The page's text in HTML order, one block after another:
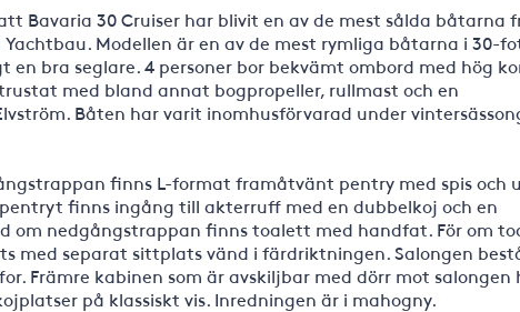
Bavaria 30 Cruiser har blivit en av de mest sålda båtarna
Modellen är en av de mest rymliga båtarna i 30-
en bra seglare. 4 personer bor bekvämt ombord med hög
med bland annat bogpropeller, rullmast och en
Båten har varit inomhusförvarad under
finns L-format framåtvänt pentry med spis och
finns ingång till akterruff med en dubbelkoj och en
om nedgångstrappan finns toalett med handfat. För om
med separat sittplats vänd i färdriktningen. Salongen
Främre kabinen som är avskiljbar med dörr mot salongen
på klassiskt vis. Inredningen är i mahogny.